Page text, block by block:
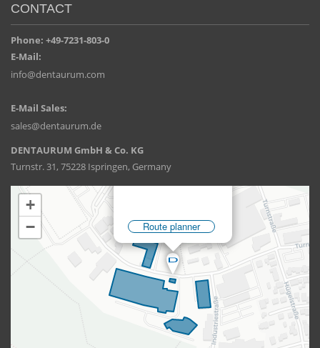
CONTACT
Phone: +49-7231-803-0
E-Mail:
info@dentaurum.com
E-Mail Sales:
sales@dentaurum.de
DENTAURUM GmbH & Co. KG
Turnstr. 31, 75228 Ispringen, Germany